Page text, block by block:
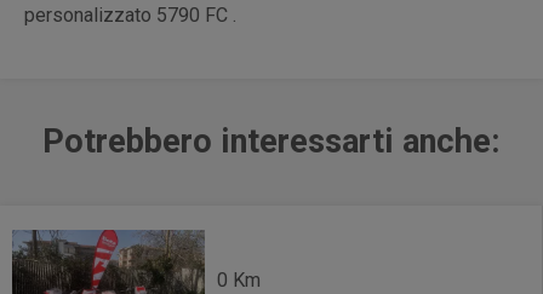
personalizzato 5790 FC .
Potrebbero interessarti anche:
0 Km